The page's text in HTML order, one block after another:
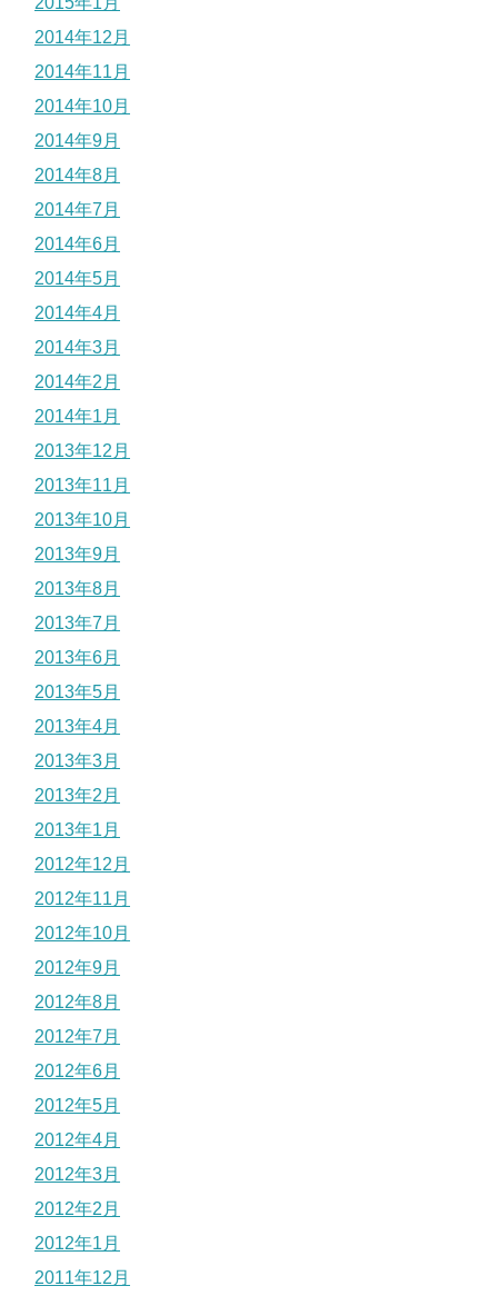
2014年12月
2014年11月
2014年10月
2014年9月
2014年8月
2014年7月
2014年6月
2014年5月
2014年4月
2014年3月
2014年2月
2014年1月
2013年12月
2013年11月
2013年10月
2013年9月
2013年8月
2013年7月
2013年6月
2013年5月
2013年4月
2013年3月
2013年2月
2013年1月
2012年12月
2012年11月
2012年10月
2012年9月
2012年8月
2012年7月
2012年6月
2012年5月
2012年4月
2012年3月
2012年2月
2012年1月
2011年12月